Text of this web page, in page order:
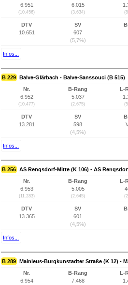
6.951
(10.456)
6.015
(3.634)
DTV
10.651
SV
607
(5,7%)
Infos...
B 229 Balve-Glärbach - Balve-Sanssouci (B 515)
Nr.
6.952
(10.477)
B-Rang
5.037
(2.675)
L-
DTV
13.281
SV
598
(4,5%)
Infos...
B 256 AS Rengsdorf-Mitte (K 106) - AS
Nr.
6.953
(11.283)
B-Rang
5.005
(2.645)
L-
DTV
13.365
SV
601
(4,5%)
Infos...
B 289 Mainleus-Burgkunstadter Straße (K 12) -
Nr.
6.954
B-Rang
7.468
L-